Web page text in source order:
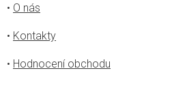
• O nás
• Kontakty
• Hodnocení obchodu